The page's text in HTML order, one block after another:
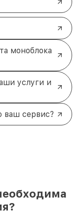
моноблока
услуги и
ваш сервис?